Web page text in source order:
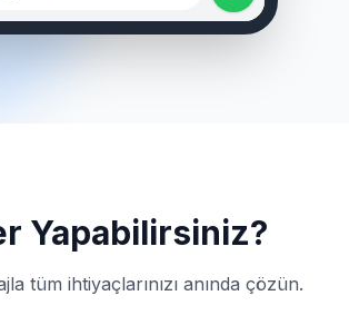
Yapabilirsiniz?
tüm ihtiyaçlarınızı anında çözün.